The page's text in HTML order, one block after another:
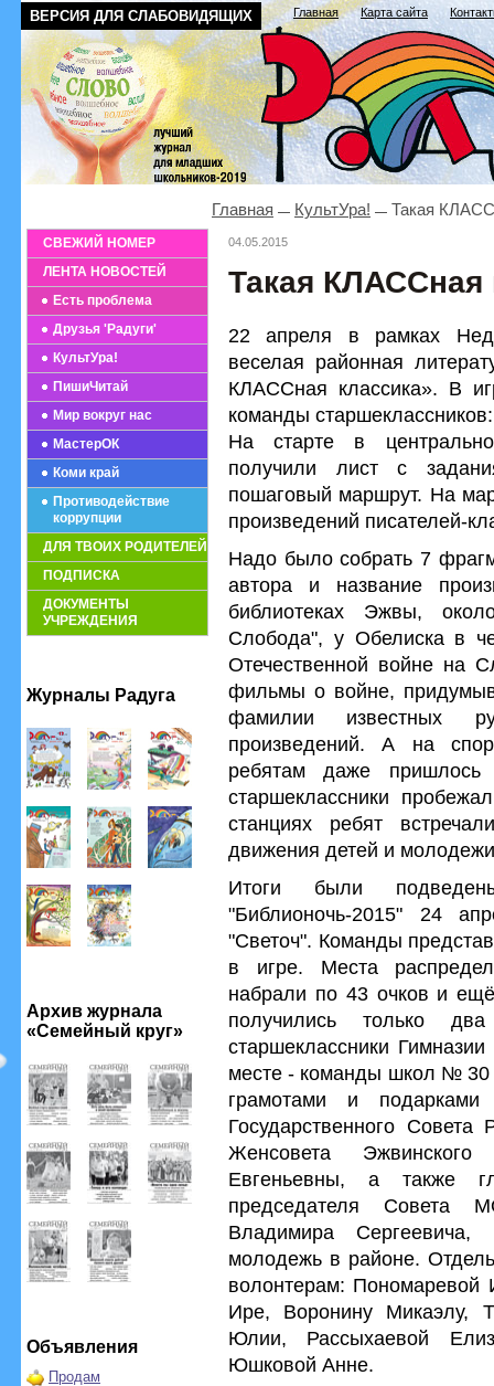
ВЕРСИЯ ДЛЯ СЛАБОВИДЯЩИХ Главная Карта сайта
СВЕЖИЙ НОМЕР
ЛЕНТА НОВОСТЕЙ
Есть проблема
Друзья 'Радуги'
КультУра!
ПишиЧитай
Мир вокруг нас
МастерОК
Коми край
Противодействие
коррупции
ДЛЯ ТВОИХ РОДИТЕЛЕЙ
ПОДПИСКА
ДОКУМЕНТЫ
УЧРЕЖДЕНИЯ
Журналы Радуга
Архив журнала
«Семейный круг»
Объявления
Продам
Главная КультУра! Такая
04.05.2015
Такая КЛАССная
22 апреля в рамках
веселая районная
КЛАССная классика». В
команды
На старте в
получили лист с
пошаговый маршрут. На
произведений писателей-
Надо было собрать 7
автора и название
библиотеках Эжвы,
Слобода", у Обелиска в
Отечественной войне на
фильмы о войне,
фамилии известных
произведений. А на
ребятам даже пришлось
старшеклассники
станциях ребят
движения детей и
Итоги были
"Библионочь-2015" 24
"Светоч". Команды
в игре. Места
набрали по 43 очков и
получились только
старшеклассники
месте - команды школ № 30
грамотами и
Государственного
Женсовета
Евгеньевны, а также
председателя Совета
Владимира Сергеевича,
молодежь в районе.
волонтерам: Пономаревой
Ире, Воронину Микаэлу,
Юлии, Рассыхаевой
Юшковой Анне.